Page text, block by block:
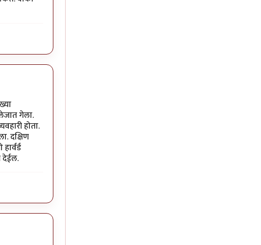
गेला.
होता.
दक्षिण
देईल.